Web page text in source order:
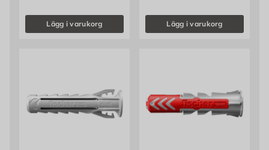
Lägg i varukorg Lägg i varukorg